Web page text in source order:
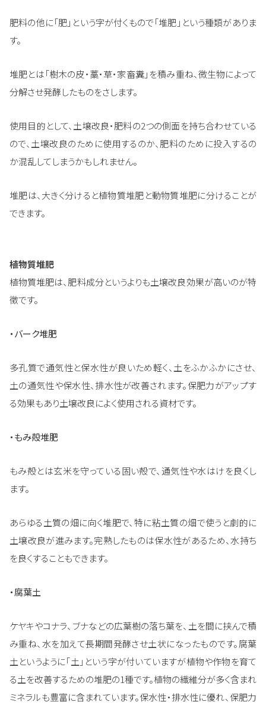
肥料の他に「肥」という字が付くもので「堆肥」という種類がありま
す。
堆肥とは「樹木の皮・藁・草・家畜糞」を積み重ね、微生物によって
分解させ発酵したものをさします。
使用目的として、土壌改良・肥料の2つの側面を持ち合わせている
ので、土壌改良のために使用するのか、肥料のために投入するの
か混乱してしまうかもしれません。
堆肥は、大きく分けると植物質堆肥と動物質堆肥に分けることが
できます。
植物質堆肥
植物質堆肥は、肥料成分というよりも土壌改良効果が高いのが特
徴です。
・バーク堆肥
多孔質で通気性と保水性が良いため軽く、土をふかふかにさせ、
土の通気性や保水性、排水性が改善されます。保肥力がアップす
る効果もあり土壌改良によく使用される資材です。
・もみ殻堆肥
もみ殻とは玄米を守っている固い殻で、通気性や水はけを良くし
ます。
あらゆる土質の畑に向く堆肥で、特に粘土質の畑で使うと劇的に
土壌改良が進みます。完熟したものは保水性があるため、水持ち
を良くすることもできます。
・腐葉土
ケヤキやコナラ、ブナなどの広葉樹の落ち葉を、土を間に挟んで積
み重ね、水を加えて長期間発酵させ土状になったものです。腐葉
土というように「土」という字が付いていますが植物や作物を育て
る土を改善するための堆肥の1種です。植物の繊維分が多く含まれ
ミネラルも豊富に含まれています。保水性・排水性に優れ、保肥力